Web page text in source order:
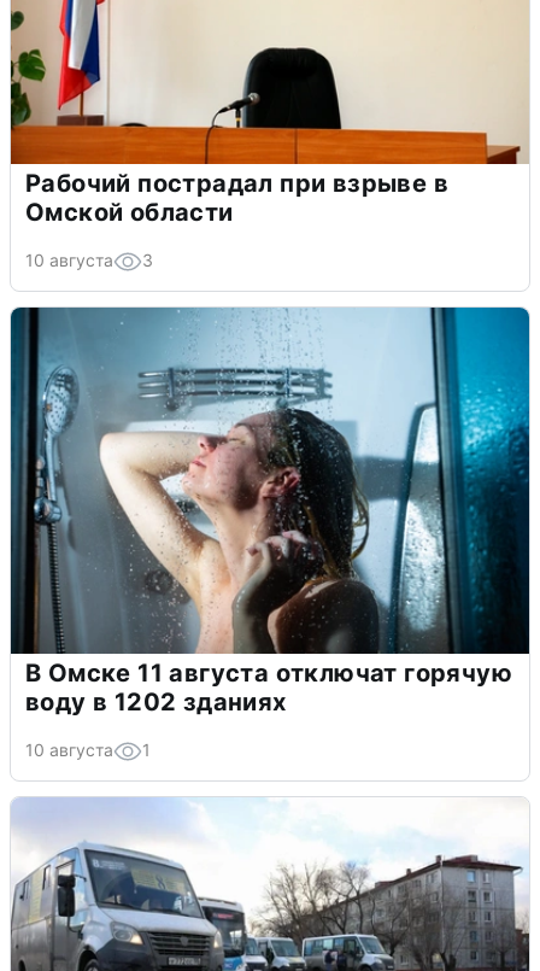
Рабочий пострадал при взрыве в
Омской области
10 августа 3
В Омске 11 августа отключат горячую
воду в 1202 зданиях
10 августа 1